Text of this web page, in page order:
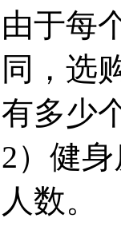
由于每
同，选
有多少
2）健
人数。